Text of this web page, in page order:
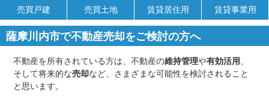
売買戸建 売買土地 賃貸居住用 賃貸事業用
薩摩川内市で不動産売却をご検討の方へ
不動産を所有されている方は、不動産の維持管理や有効活用
そして将来的な売却など、さまざまな可能性を検討されること
と思います。